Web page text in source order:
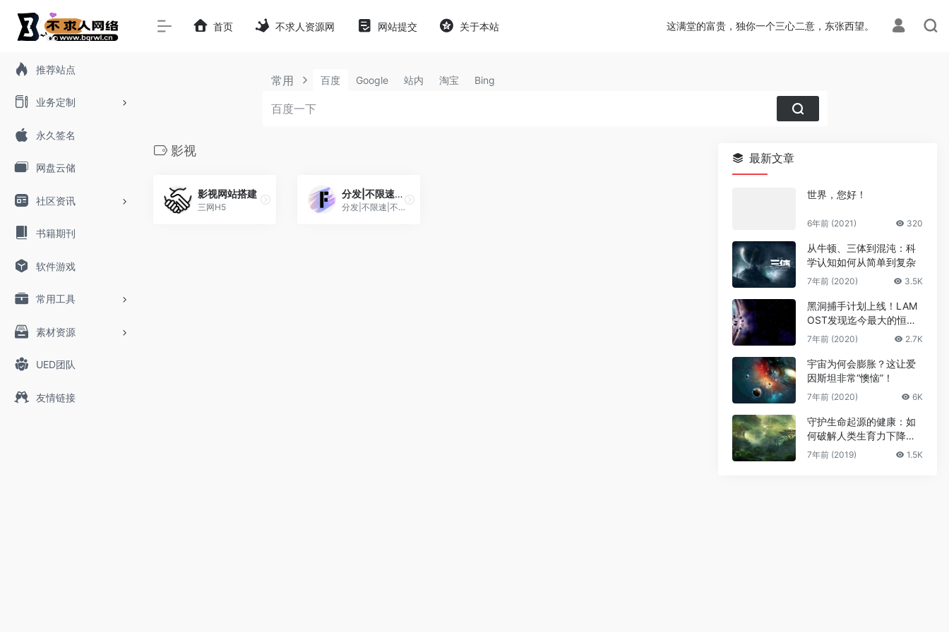
推荐站点
业务定制
永久签名
网盘云储
社区资讯
书籍期刊
软件游戏
常用工具
素材资源
UED团队
友情链接
首页 不求人资源网 网站提交 关于本站 这满堂的富贵，独你一个三心二意，东张西望。
常用 百度 Google 站内 淘宝 Bing
影视
影视网站搭建
三网H5
分发|不限速|不限次
分发|不限速|不限次
最新文章
世界，您好！
6年前 (2021) 320
从牛顿、三体到混沌：科
学认知如何从简单到复杂
7年前 (2020) 3.5K
黑洞捕手计划上线！LAM
OST发现迄今最大的恒星
级黑洞
7年前 (2020) 2.7K
宇宙为何会膨胀？这让爱
因斯坦非常“懊恼”！
7年前 (2020) 6K
守护生命起源的健康：如
何破解人类生育力下降难
题
7年前 (2019) 1.5K